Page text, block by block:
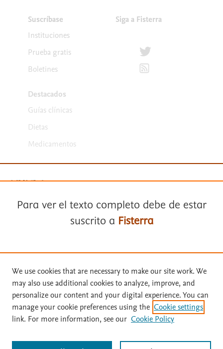
Suscríbase
Instituciones
Prueba gratis
Boletines
Destacados
Guías clínicas
Dietas
Medicamentos
Siga a Fisterra
Síguenos en Twitter
Suscríbete para recibir
Política de privacidad
Copyright ©2026 Elsevier España SLU, sus licenciantes y
colaboradores. Se reservan todos los derechos, incluidos los de minería
de texto y datos, entrenamiento de IA y tecnologías similares. Página
actualizada en: .
Este sitio utiliza cookies.Cookie settings
Para ver el texto completo debe de estar
suscrito a Fisterra
Solicite una prueba gratuita
We use cookies that are necessary to make our site work. We
may also use additional cookies to analyze, improve, and
personalize our content and your digital experience. You can
manage your cookie preferences using the Cookie settings
link. For more information, see our Cookie Policy